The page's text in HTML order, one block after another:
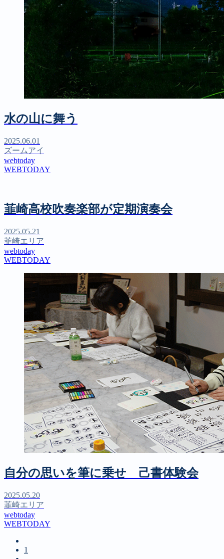
水の山に舞う
2025.06.01
ズームアイ
webtoday
WEBTODAY
韮崎高校吹奏楽部が定期演奏会
2025.05.21
韮崎エリア
webtoday
WEBTODAY
自分の思いを筆に乗せ 己書体験会
2025.05.20
韮崎エリア
webtoday
WEBTODAY
1